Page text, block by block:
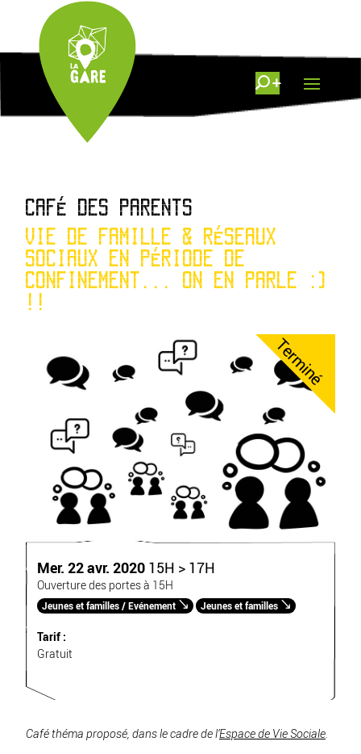
CAFÉ DES PARENTS
VIE DE FAMILLE & RÉSEAUX
SOCIAUX EN PÉRIODE DE
CONFINEMENT... ON EN PARLE :)
!!
Terminé
Mer. 22 avr. 2020 15H > 17H
Ouverture des portes à 15H
Jeunes et familles / Evénement Jeunes et familles
Tarif :
Gratuit
Café théma proposé, dans le cadre de l’Espace de Vie Sociale.